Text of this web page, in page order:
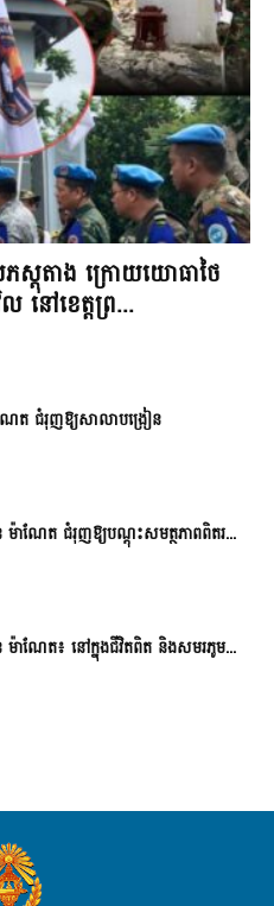
ភស្តុតាង ក្រោយយោធាថៃ
នៅខេត្តព្រ...
ែត ជំរុញឱ្យសាលាបង្រៀន
ាណែត ជំរុញឱ្យបណ្តុះសមត្ថភាពពិតរ...
ាណែត៖ នៅក្នុងជីវិតពិត និងសមរភូម...